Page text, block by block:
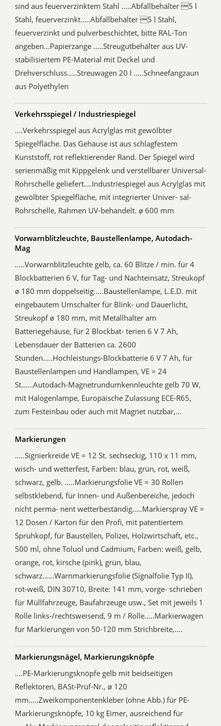
sind aus feuerverzinktem Stahl .....Abfallbehälter 5 l
Stahl, feuerverzinkt.....Abfallbehälter 5 l Stahl,
feuerverzinkt und pulverbeschichtet, bitte RAL-Ton
angeben...Papierzange .....Streugutbehälter aus UV-
stabilisiertem PE-Material mit Deckel und
Drehverschluss.....Streuwagen 20 l .....Schneefangzaun
aus Polyethylen
Verkehrsspiegel / Industriespiegel
....Verkehrsspiegel aus Acrylglas mit gewölbter
Spiegelfläche. Das Gehäuse ist aus schlagfestem
Kunststoff, rot reflektierender Rand. Der Spiegel wird
serienmäßig mit Kippgelenk und verstellbarer Universal-
Rohrschelle geliefert....Industriespiegel aus Acrylglas mit
gewölbter Spiegelfläche, mit integrierter Univer- sal-
Rohrschelle, Rahmen UV-behandelt. ø 600 mm
Vorwarnblitzleuchte, Baustellenlampe, Autodach-
Mag
.....Vorwarnblitzleuchte gelb, ca. 60 Blitze / min. für 4
Blockbatterien 6 V, für Tag- und Nachteinsatz, Streukopf
ø 180 mm doppelseitig.....Baustellenlampe, L.E.D. mit
eingebautem Umschalter für Blink- und Dauerlicht,
Streukopf ø 180 mm, mit Metallhalter am
Batteriegehäuse, für 2 Blockbat- terien 6 V 7 Ah,
Lebensdauer der Batterien ca. 2600
Stunden.....Hochleistungs-Blockbatterie 6 V 7 Ah, für
Baustellenlampen und Handlampen, VE = 24
St......Autodach-Magnetrundumkennleuchte gelb 70 W,
mit Halogenlampe, Europäische Zulassung ECE-R65,
zum Festeinbau oder auch mit Magnet nutzbar,...
Markierungen
.....Signierkreide VE = 12 St. sechseckig, 110 x 11 mm,
wisch- und wetterfest, Farben: blau, grün, rot, weiß,
schwarz, gelb. .....Markierungsfolie VE = 30 Rollen
selbstklebend, für Innen- und Außenbereiche, jedoch
nicht perma- nent wetterbeständig.....Markierspray VE =
12 Dosen / Karton für den Profi, mit patentiertem
Sprühkopf, für Baustellen, Polizei, Holzwirtschaft, etc.,
500 ml, ohne Toluol und Cadmium, Farben: weiß, gelb,
orange, rot, kirsche (pink), grün, blau,
schwarz......Warnmarkierungsfolie (Signalfolie Typ II),
rot-weiß, DIN 30710, Breite: 141 mm, vorge- schrieben
für Müllfahrzeuge, Baufahrzeuge usw., Set mit jeweils 1
Rolle links-/rechtsweisend, 9 m / Rolle.....Markierwagen
für Markierungen von 50-120 mm Strichbreite,....
Markierungsnägel, Markierungsknöpfe
....PE-Markierungsknöpfe gelb mit beidseitigen
Reflektoren, BASt-Prüf-Nr., ø 120
mm.....Zweikomponentenkleber (ohne Abb.) für PE-
Markierungsknöpfe, 10 kg Eimer, ausreichend für